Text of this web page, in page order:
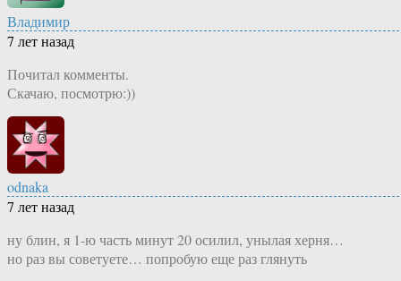
Владимир
7 лет назад
Почитал комменты.
Скачаю, посмотрю:))
odnaka
7 лет назад
ну блин, я 1-ю часть минут 20 осилил, унылая херня…
но раз вы советуете… попробую еще раз глянуть